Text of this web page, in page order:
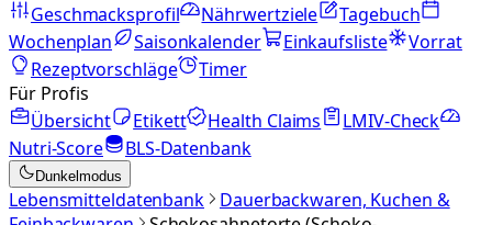
Geschmacksprofil
Nährwertziele
Tagebuch
Wochenplan
Saisonkalender Einkaufsliste
Vorrat
Rezeptvorschläge
Timer
Für Profis
Übersicht
Etikett Health Claims
LMIV-Check
Nutri-Score
BLS-Datenbank
Dunkelmodus
Lebensmitteldatenbank
Dauerbackwaren, Kuchen &